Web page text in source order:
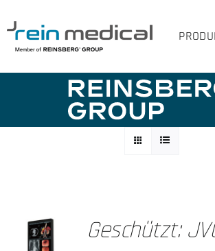
Inhalt
springen
HOME
LÖSUNGEN
UNTERNEHMEN
Geschützt: